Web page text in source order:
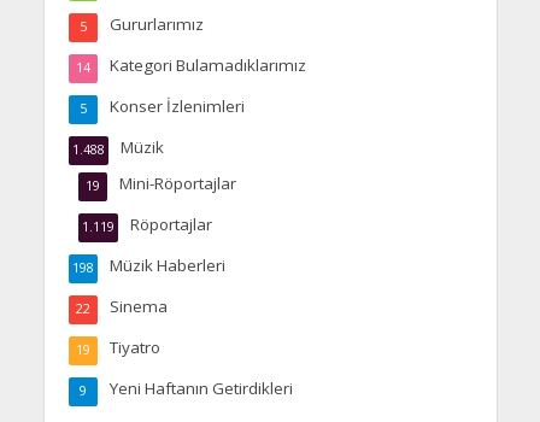
Gururlarımız
5
Kategori Bulamadıklarımız
14
Konser İzlenimleri
5
Müzik
1.488
Mini-Röportajlar
19
Röportajlar
1.119
Müzik Haberleri
198
Sinema
22
Tiyatro
19
Yeni Haftanın Getirdikleri
9